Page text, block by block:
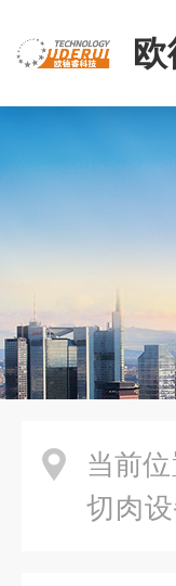
公
当前位
切肉